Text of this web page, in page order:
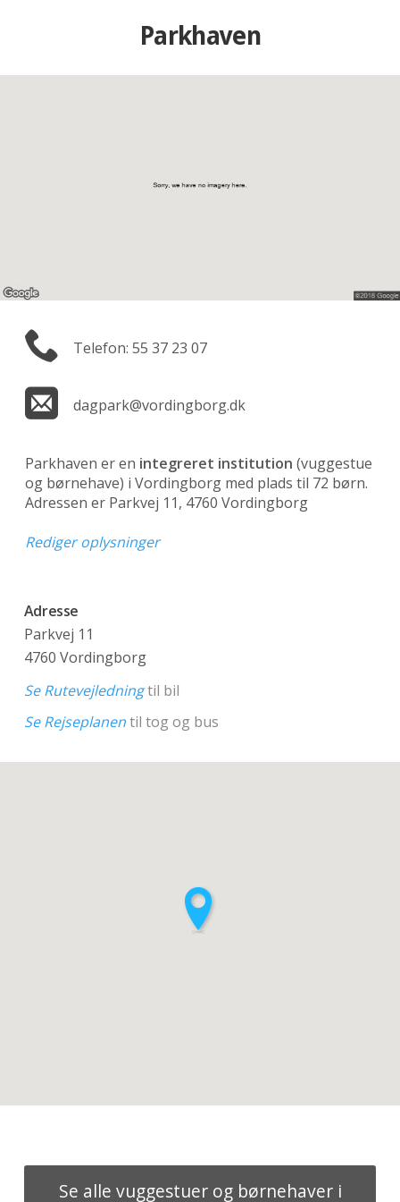
Parkhaven
Telefon: 55 37 23 07
dagpark@vordingborg.dk
Parkhaven er en integreret institution (vuggestue
og børnehave) i Vordingborg med plads til 72 børn.
Adressen er Parkvej 11, 4760 Vordingborg
Rediger oplysninger
Adresse
Parkvej 11
4760 Vordingborg
Se Rutevejledningtil bil
Se Rejseplanentil tog og bus
Se alle vuggestuer og børnehaver i